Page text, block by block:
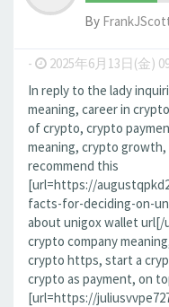
By
- 2025年6月13日(金)
In reply to the lady
meaning, career in
of crypto, crypto
meaning, crypto
recommend this
[url=https://
facts-for-deciding-on-
about unigox wallet
crypto company
crypto https, start a
crypto as payment, on
[url=https://